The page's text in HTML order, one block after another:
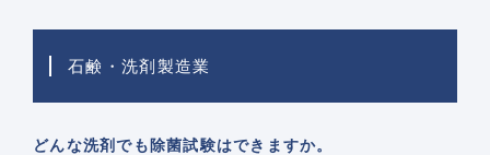
石鹸・洗剤製造業
どんな洗剤でも除菌試験はできますか。